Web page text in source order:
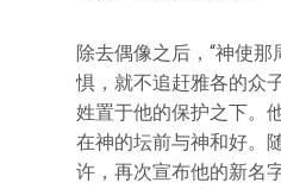
除去偶像之后，“神使
惧，就不追赶雅各的众
姓置于他的保护之下。
在神的坛前与神和好。
许，再次宣布他的新名